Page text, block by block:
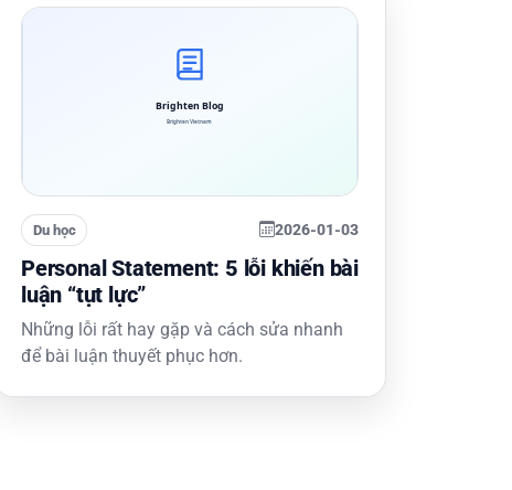
Du học 2026-01-03
Personal Statement: 5 lỗi khiến bài
luận “tụt lực”
Những lỗi rất hay gặp và cách sửa nhanh
để bài luận thuyết phục hơn.